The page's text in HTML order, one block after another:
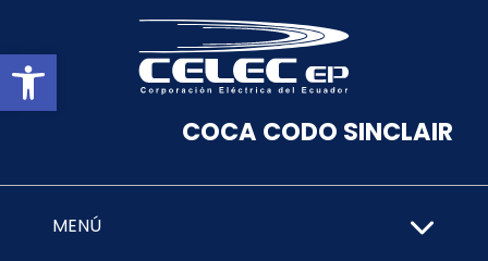
Abrir barra de herramientas
COCA CODO SINCLAIR
MENÚ